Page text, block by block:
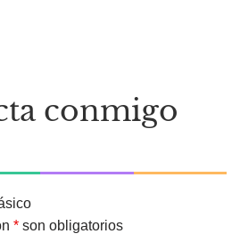
conmigo
* son obligatorios